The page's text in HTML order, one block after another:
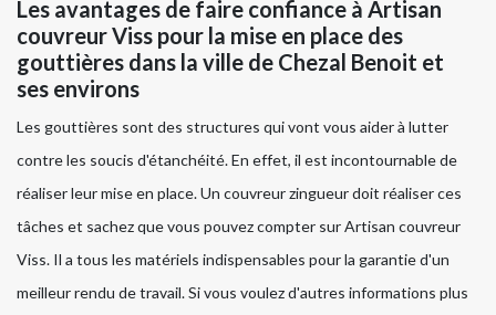
Les avantages de faire confiance à Artisan
couvreur Viss pour la mise en place des
gouttières dans la ville de Chezal Benoit et
ses environs
Les gouttières sont des structures qui vont vous aider à lutter
contre les soucis d'étanchéité. En effet, il est incontournable de
réaliser leur mise en place. Un couvreur zingueur doit réaliser ces
tâches et sachez que vous pouvez compter sur Artisan couvreur
Viss. Il a tous les matériels indispensables pour la garantie d'un
meilleur rendu de travail. Si vous voulez d'autres informations plus